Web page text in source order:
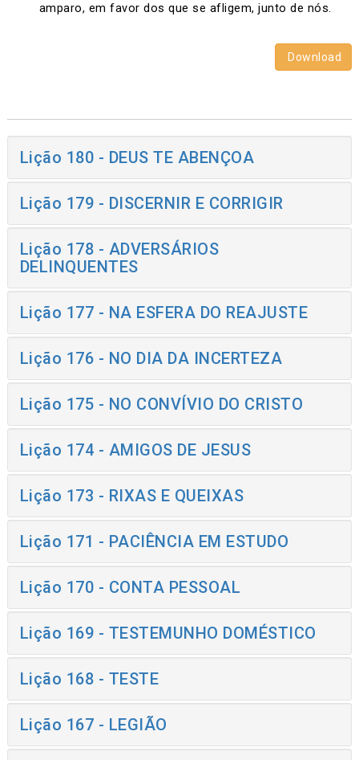
amparo, em favor dos que se afligem, junto de nós.
Download
Lição 180 - DEUS TE ABENÇOA
Lição 179 - DISCERNIR E CORRIGIR
Lição 178 - ADVERSÁRIOS
DELINQUENTES
Lição 177 - NA ESFERA DO REAJUSTE
Lição 176 - NO DIA DA INCERTEZA
Lição 175 - NO CONVÍVIO DO CRISTO
Lição 174 - AMIGOS DE JESUS
Lição 173 - RIXAS E QUEIXAS
Lição 171 - PACIÊNCIA EM ESTUDO
Lição 170 - CONTA PESSOAL
Lição 169 - TESTEMUNHO DOMÉSTICO
Lição 168 - TESTE
Lição 167 - LEGIÃO